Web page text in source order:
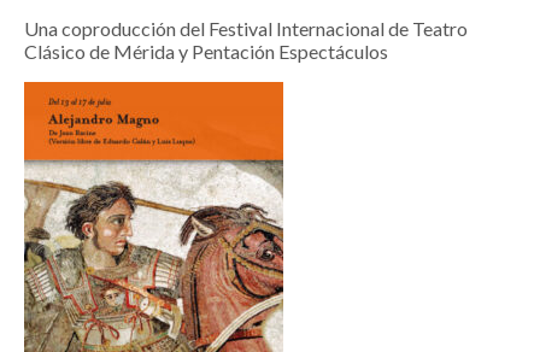
Una coproducción del Festival Internacional de Teatro
Clásico de Mérida y Pentación Espectáculos